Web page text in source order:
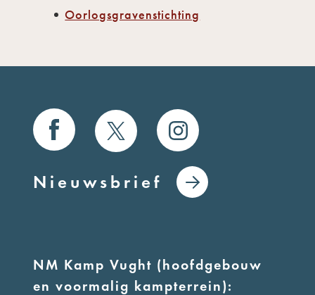
Oorlogsgravenstichting
Nieuwsbrief
NM Kamp Vught (hoofdgebouw
en voormalig kampterrein):